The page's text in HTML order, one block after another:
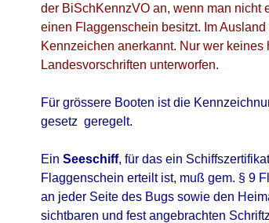
der BiSchKennzVO an, wenn man nicht
einen Flaggenschein besitzt. Im
Kennzeichen anerkannt. Nur wer
Landesvorschriften unterworfen.
Für grössere Booten ist die
gesetz geregelt.
Ein Seeschiff, für das ein
Flaggenschein erteilt ist, muß gem. § 9
an jeder Seite des Bugs sowie den
sichtbaren und fest angebrachten